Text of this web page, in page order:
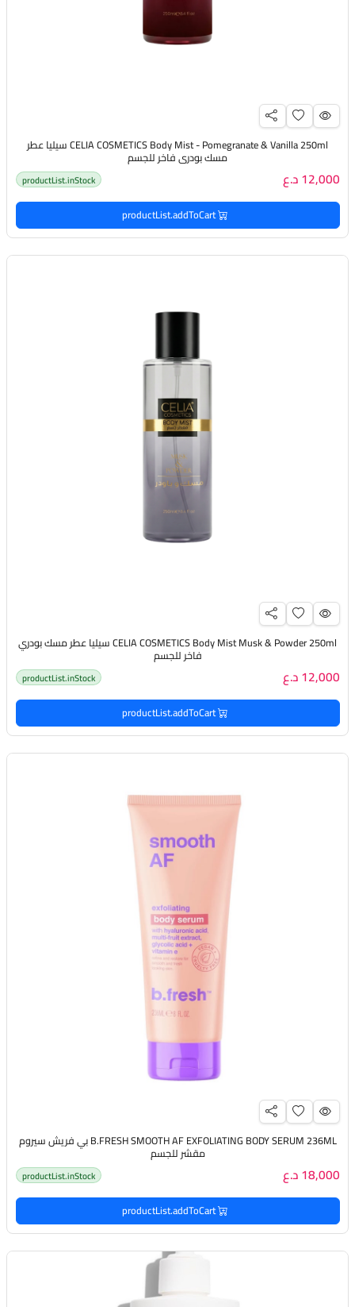
CELIA COSMETICS Body Mist - Pomegranate & Vanilla 250ml سيليا عطر
مسك بودري فاخر للجسم
12,000 د.ع productList.inStock
productList.addToCart
CELIA COSMETICS Body Mist Musk & Powder 250ml سيليا عطر مسك بودري
فاخر للجسم
12,000 د.ع productList.inStock
productList.addToCart
B.FRESH SMOOTH AF EXFOLIATING BODY SERUM 236ML بي فريش سيروم
مقشر للجسم
18,000 د.ع productList.inStock
productList.addToCart